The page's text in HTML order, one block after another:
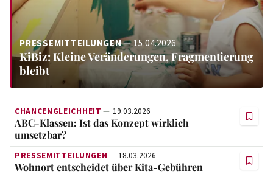
PRESSEMITTEILUNGEN 15.04.2026
KiBiz: Kleine Veränderungen, Fragmentierung
bleibt
CHANCENGLEICHHEIT 19.03.2026
ABC-Klassen: Ist das Konzept wirklich
umsetzbar?
PRESSEMITTEILUNGEN 18.03.2026
Wohnort entscheidet über Kita-Gebühren